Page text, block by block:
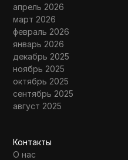
апрель 2026
март 2026
февраль 2026
январь 2026
декабрь 2025
ноябрь 2025
октябрь 2025
сентябрь 2025
август 2025
Контакты
О нас